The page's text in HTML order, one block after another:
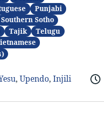
Punjabi
Southern Sotho
Tajik
Telugu
, Upendo, Injili